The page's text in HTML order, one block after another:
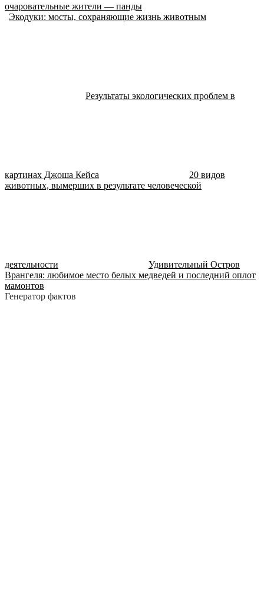
очаровательные жители — панды
Экодуки: мосты, сохраняющие жизнь животным
Результаты экологических проблем в
картинах Джоша Кейса
20 видов
животных, вымерших в результате человеческой
деятельности
Удивительный Остров
Врангеля: любимое место белых медведей и последний оплот
мамонтов
Генератор фактов